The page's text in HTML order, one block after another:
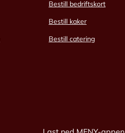
Bestill bedriftskort
Bestill kaker
Bestill catering